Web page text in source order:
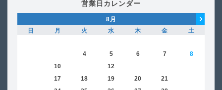
営業日カレンダー
8 月
日
月 火 水 木 金
土
4 5 6 7
8
10 12
17 18 19 20 21